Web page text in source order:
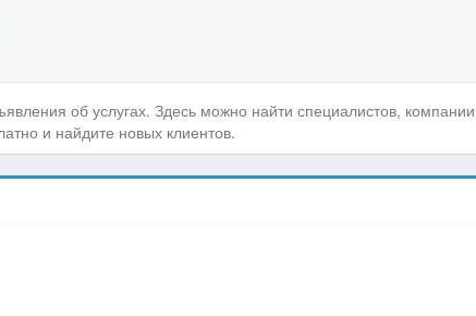
об услугах. Здесь можно найти специалистов,
и найдите новых клиентов.